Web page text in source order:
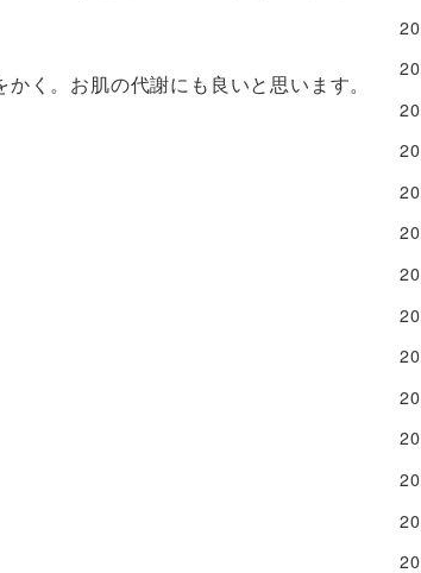
く。お肌の代謝にも良いと思います。